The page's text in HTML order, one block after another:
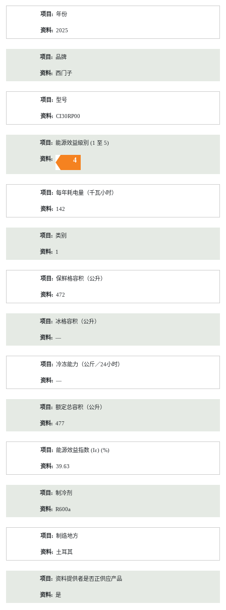
年份
2025
品牌
西门子
型号
CI30RP00
能源效益級別 (1 至 5)
4
每年耗电量（千瓦小时）
142
类别
1
保鲜格容积（公升）
472
冰格容积（公升）
—
冷冻能力（公斤／24小时）
—
额定总容积（公升）
477
能源效益指数 (Iε) (%)
39.63
制冷剂
R600a
制造地方
土耳其
资料提供者是否正供应产品
是